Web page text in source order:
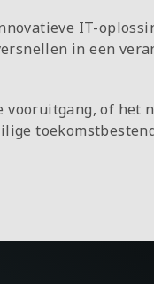
IT-
in een
of